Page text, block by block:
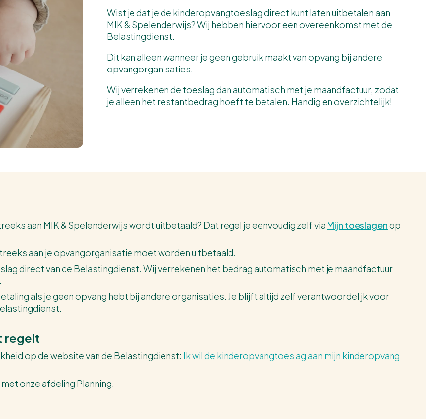
Wist je dat je de kinderopvangtoeslag direct kunt laten uitbetalen aan
MIK & Spelenderwijs? Wij hebben hiervoor een overeenkomst met de
Belastingdienst.
Dit kan alleen wanneer je geen gebruik maakt van opvang bij andere
opvangorganisaties.
Wij verrekenen de toeslag dan automatisch met je maandfactuur, zodat
je alleen het restantbedrag hoeft te betalen. Handig en overzichtelijk!
aan MIK & Spelenderwijs wordt uitbetaald? Dat regel je eenvoudig zelf via Mijn toeslagenop
aan je opvangorganisatie moet worden uitbetaald.
direct van de Belastingdienst. Wij verrekenen het bedrag automatisch met je maandfactuur,
als je geen opvang hebt bij andere organisaties. Je blijft altijd zelf verantwoordelijk voor
regelt
op de website van de Belastingdienst: Ik wil de kinderopvangtoeslag aan mijn kinderopvang
met onze afdeling Planning.